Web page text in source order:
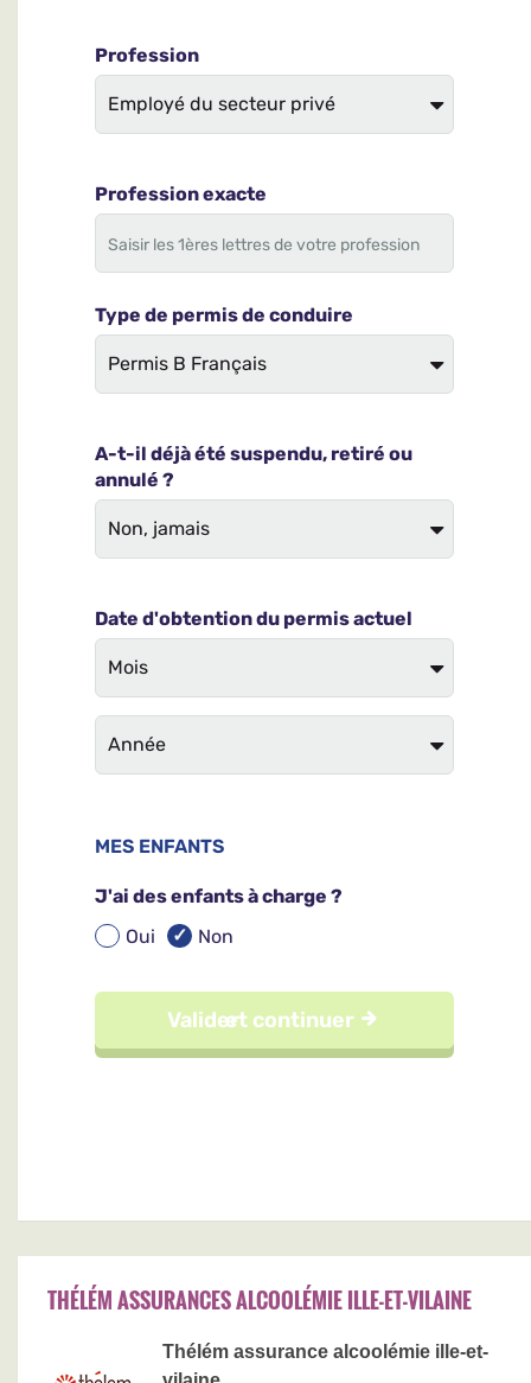
THÉLÉM ASSURANCES ALCOOLÉMIE ILLE-ET-VILAINE
Thélém assurance alcoolémie ille-et-